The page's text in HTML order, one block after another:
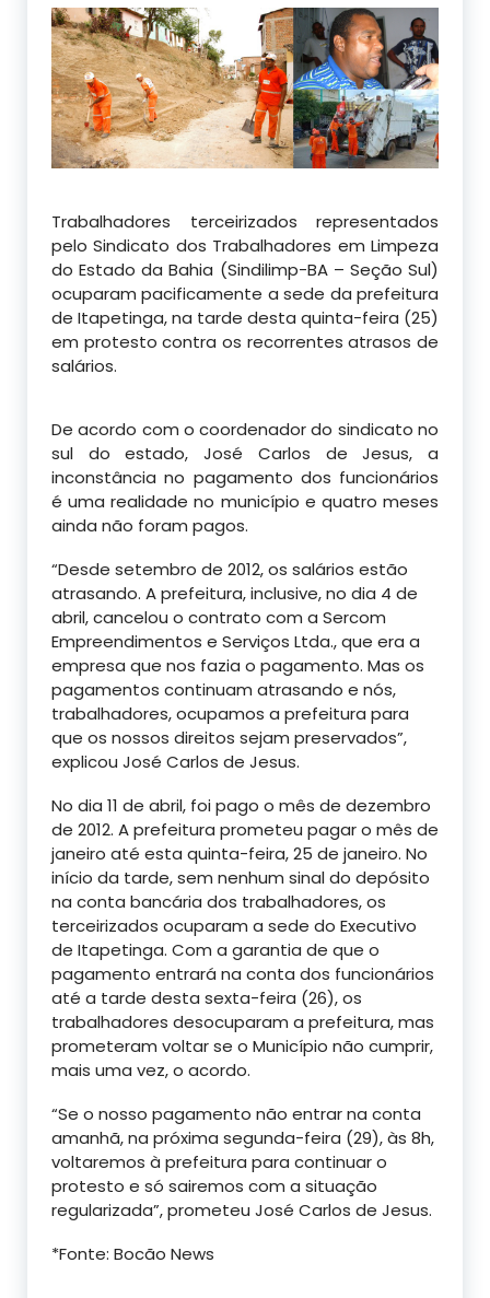
Trabalhadores terceirizados representados
pelo Sindicato dos Trabalhadores em Limpeza
do Estado da Bahia (Sindilimp-BA – Seção Sul)
ocuparam pacificamente a sede da prefeitura
de Itapetinga, na tarde desta quinta-feira (25)
em protesto contra os recorrentes atrasos de
salários.
De acordo com o coordenador do sindicato no
sul do estado, José Carlos de Jesus, a
inconstância no pagamento dos funcionários
é uma realidade no município e quatro meses
ainda não foram pagos.
“Desde setembro de 2012, os salários estão
atrasando. A prefeitura, inclusive, no dia 4 de
abril, cancelou o contrato com a Sercom
Empreendimentos e Serviços Ltda., que era a
empresa que nos fazia o pagamento. Mas os
pagamentos continuam atrasando e nós,
trabalhadores, ocupamos a prefeitura para
que os nossos direitos sejam preservados”,
explicou José Carlos de Jesus.
No dia 11 de abril, foi pago o mês de dezembro
de 2012. A prefeitura prometeu pagar o mês de
janeiro até esta quinta-feira, 25 de janeiro. No
início da tarde, sem nenhum sinal do depósito
na conta bancária dos trabalhadores, os
terceirizados ocuparam a sede do Executivo
de Itapetinga. Com a garantia de que o
pagamento entrará na conta dos funcionários
até a tarde desta sexta-feira (26), os
trabalhadores desocuparam a prefeitura, mas
prometeram voltar se o Município não cumprir,
mais uma vez, o acordo.
“Se o nosso pagamento não entrar na conta
amanhã, na próxima segunda-feira (29), às 8h,
voltaremos à prefeitura para continuar o
protesto e só sairemos com a situação
regularizada”, prometeu José Carlos de Jesus.
*Fonte: Bocão News